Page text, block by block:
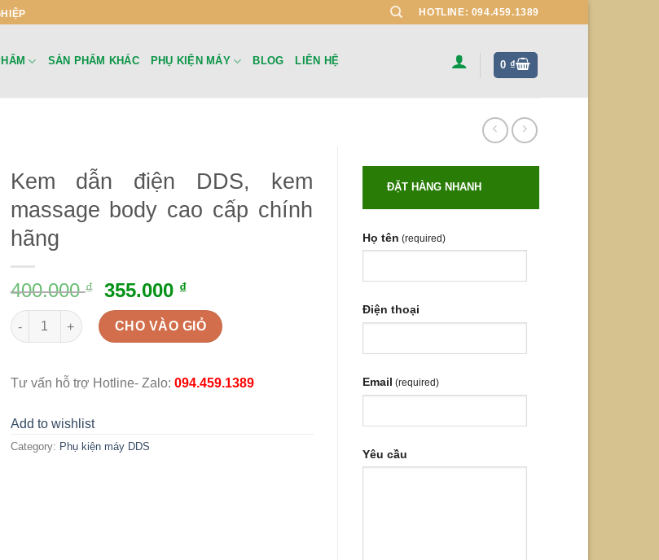
HOTLINE: 094.459.1389
SẢN PHẨM KHÁC PHỤ KIỆN MÁY BLOG LIÊN HỆ 0₫
ĐẶT HÀNG NHANH
Họ tên (required)
Điện thoại
Email (required)
Yêu cầu
Kem dẫn điện DDS, kem
massage body cao cấp chính
hãng
400.000₫ 355.000 ₫
Kem dẫn điện DDS, kem massage body cao cấp chính hãng quantity
CHO VÀO GIỎ
Tư vấn hỗ trợ Hotline- Zalo: 094.459.1389
Add to wishlist
Category: Phụ kiện máy DDS